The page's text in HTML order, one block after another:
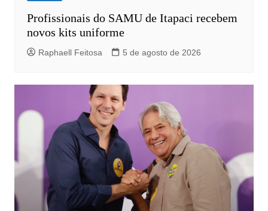
Profissionais do SAMU de Itapaci recebem
novos kits uniforme
Raphaell Feitosa 5 de agosto de 2026